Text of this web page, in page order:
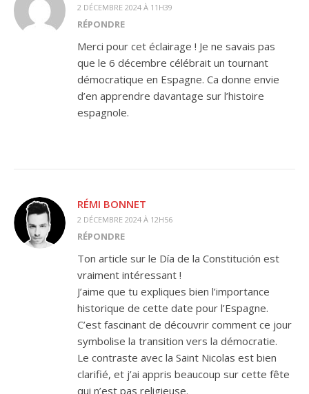
2 DÉCEMBRE 2024 À 11H39
RÉPONDRE
Merci pour cet éclairage ! Je ne savais pas
que le 6 décembre célébrait un tournant
démocratique en Espagne. Ca donne envie
d’en apprendre davantage sur l’histoire
espagnole.
RÉMI BONNET
2 DÉCEMBRE 2024 À 12H56
RÉPONDRE
Ton article sur le Día de la Constitución est
vraiment intéressant !
J’aime que tu expliques bien l’importance
historique de cette date pour l’Espagne.
C’est fascinant de découvrir comment ce jour
symbolise la transition vers la démocratie.
Le contraste avec la Saint Nicolas est bien
clarifié, et j’ai appris beaucoup sur cette fête
qui n’est pas religieuse.